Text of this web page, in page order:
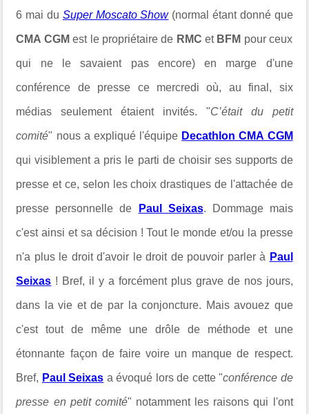
6 mai du Super Moscato Show(normal étant donné que
CMA CGM est le propriétaire de RMC et BFM pour ceux
qui ne le savaient pas encore) en marge d'une
conférence de presse ce mercredi où, au final, six
médias seulement étaient invités. "C’était du petit
comité" nous a expliqué l'équipe Decathlon CMA CGM
qui visiblement a pris le parti de choisir ses supports de
presse et ce, selon les choix drastiques de l'attachée de
presse personnelle de Paul Seixas. Dommage mais
c'est ainsi et sa décision ! Tout le monde et/ou la presse
n'a plus le droit d'avoir le droit de pouvoir parler à Paul
Seixas ! Bref, il y a forcément plus grave de nos jours,
dans la vie et de par la conjoncture. Mais avouez que
c'est tout de même une drôle de méthode et une
étonnante façon de faire voire un manque de respect.
Bref, Paul Seixas a évoqué lors de cette "conférence de
presse en petit comité" notamment les raisons qui l'ont